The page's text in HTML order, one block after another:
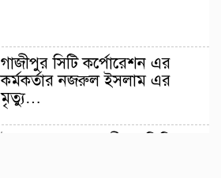
গাজীপুর সিটি কর্পোরেশন এর
কর্মকর্তার নজরুল ইসলাম এর
মৃত্যু…